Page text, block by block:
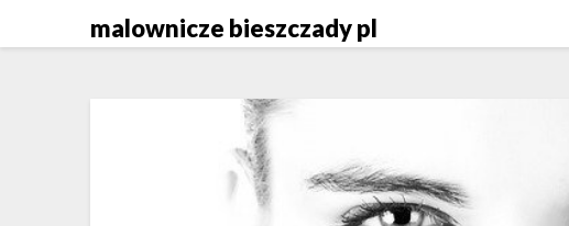
malownicze bieszczady pl